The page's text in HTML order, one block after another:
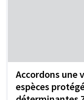
Accordons une
espèces